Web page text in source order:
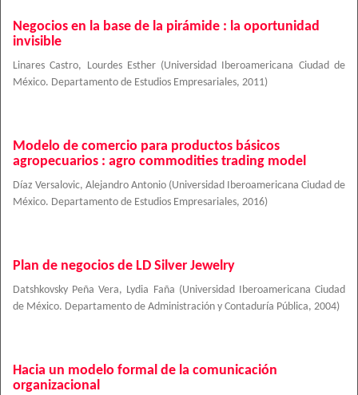
Negocios en la base de la pirámide : la oportunidad
invisible
Linares Castro, Lourdes Esther (Universidad Iberoamericana Ciudad de
México. Departamento de Estudios Empresariales, 2011)
Modelo de comercio para productos básicos
agropecuarios : agro commodities trading model
Díaz Versalovic, Alejandro Antonio (Universidad Iberoamericana Ciudad de
México. Departamento de Estudios Empresariales, 2016)
Plan de negocios de LD Silver Jewelry
Datshkovsky Peña Vera, Lydia Faña (Universidad Iberoamericana Ciudad
de México. Departamento de Administración y Contaduría Pública, 2004)
Hacia un modelo formal de la comunicación
organizacional